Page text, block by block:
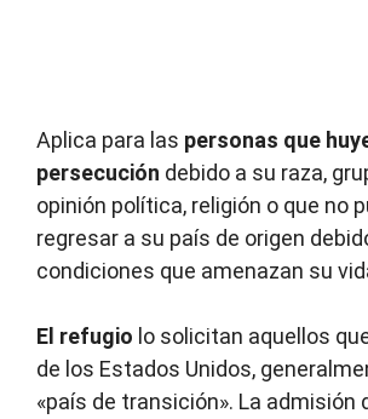
Aplica para las personas que
persecución debido a su raza,
opinión política, religión o que no
regresar a su país de origen
condiciones que amenazan su
El refugio lo solicitan aquellos
de los Estados Unidos,
«país de transición». La admisión